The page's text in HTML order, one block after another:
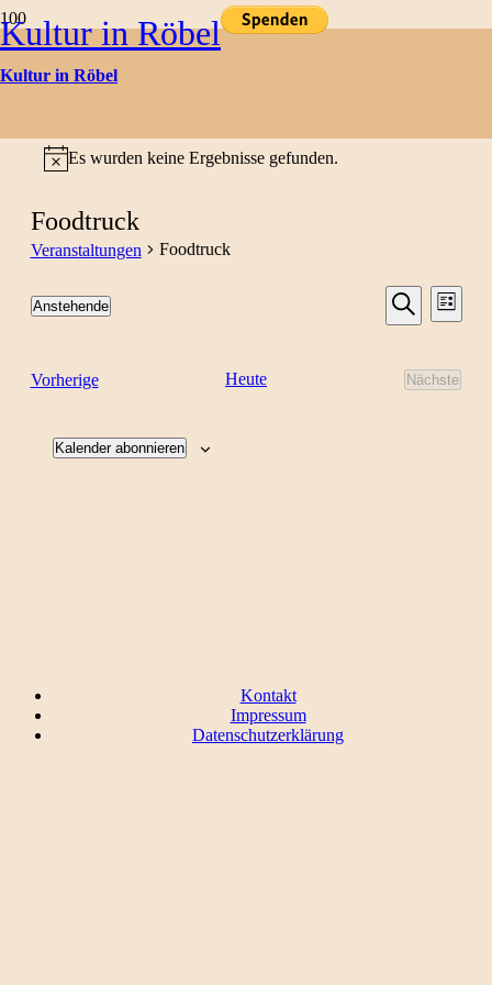
Kultur in Röbel
Kultur in Röbel
Hinweis
Es wurden keine Ergebnisse gefunden.
Foodtruck
Veranstaltungen Foodtruck
und
Suche
Liste
Anstehende
VorherigeVeranstaltungen Heute
Nächste
Kalender abonnieren
Kontakt
Impressum
Datenschutzerklärung